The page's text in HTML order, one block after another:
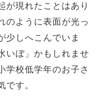
が現れたことはあり
のように表面が光っ
少しへこんでいま
いぼ」かもしれませ
学校低学年のお子さ
です。